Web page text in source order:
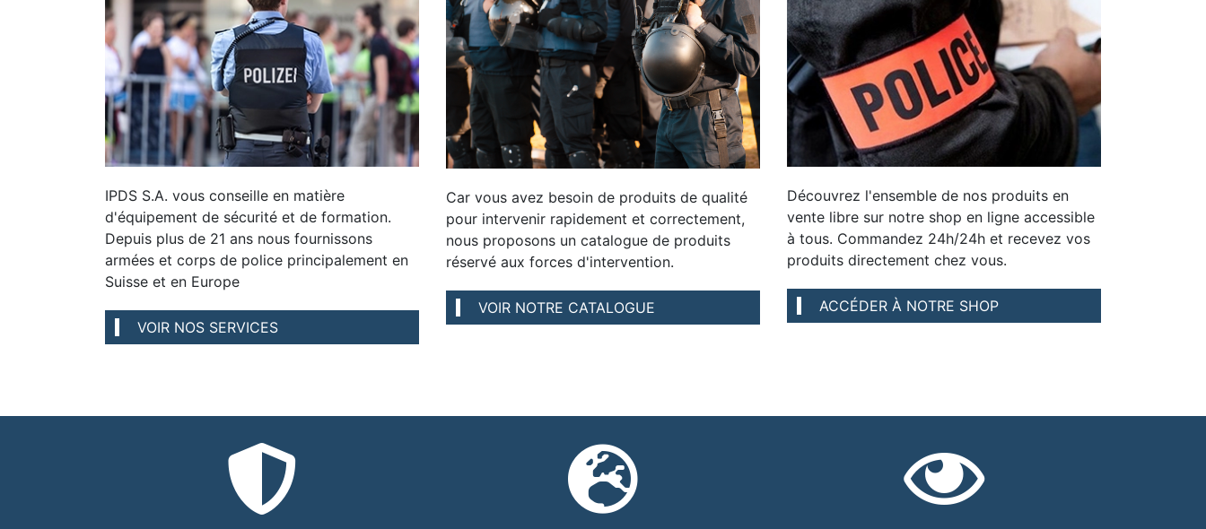
IPDS S.A. vous conseille en matière
d'équipement de sécurité et de formation.
Depuis plus de 21 ans nous fournissons
armées et corps de police principalement en
Suisse et en Europe
VOIR NOS SERVICES
Car vous avez besoin de produits de qualité
pour intervenir rapidement et correctement,
nous proposons un catalogue de produits
réservé aux forces d'intervention.
VOIR NOTRE CATALOGUE
Découvrez l'ensemble de nos produits en
vente libre sur notre shop en ligne accessible
à tous. Commandez 24h/24h et recevez vos
produits directement chez vous.
ACCÉDER À NOTRE SHOP